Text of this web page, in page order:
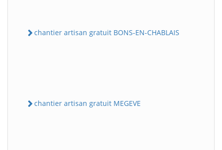
chantier artisan gratuit BONS-EN-CHABLAIS
chantier artisan gratuit MEGEVE